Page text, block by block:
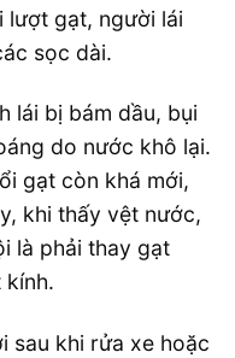
lượt gạt, người lái
sọc dài.
lái bị bám dầu, bụi
do nước khô lại.
gạt còn khá mới,
khi thấy vệt nước,
là phải thay gạt
kính.
sau khi rửa xe hoặc